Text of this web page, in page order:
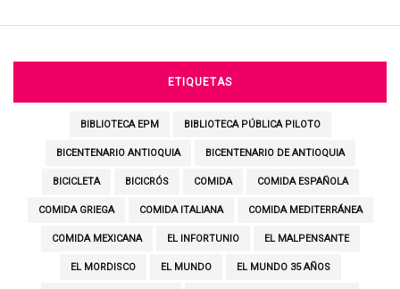
ETIQUETAS
BIBLIOTECA EPM BIBLIOTECA PÚBLICA PILOTO
BICENTENARIO ANTIOQUIA BICENTENARIO DE ANTIOQUIA
BICICLETA BICICRÓS COMIDA COMIDA ESPAÑOLA
COMIDA GRIEGA COMIDA ITALIANA COMIDA MEDITERRÁNEA
COMIDA MEXICANA EL INFORTUNIO EL MALPENSANTE
EL MORDISCO EL MUNDO EL MUNDO 35 AÑOS